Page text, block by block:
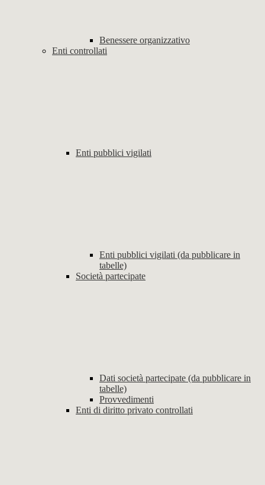
Benessere organizzativo
Enti controllati
Enti pubblici vigilati
Enti pubblici vigilati (da pubblicare in
tabelle)
Società partecipate
Dati società partecipate (da pubblicare in
tabelle)
Provvedimenti
Enti di diritto privato controllati